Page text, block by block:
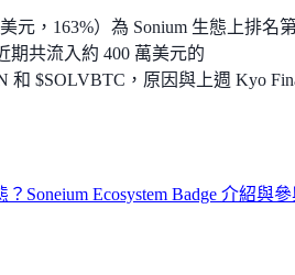
美元，163%）為 Sonium 生態上排名
期共流入約 400 萬美元的
和 $SOLVBTC，原因與上週 Kyo
Soneium Ecosystem Badge 介紹與